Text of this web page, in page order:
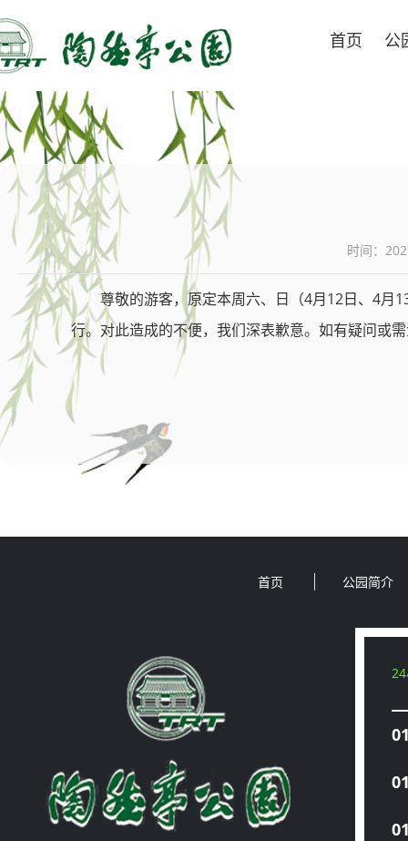
首页 公
时间：
尊敬的游客，原定本周六、日（4月12日、4月
行。对此造成的不便，我们深表歉意。如有疑问或
首页 公园简介